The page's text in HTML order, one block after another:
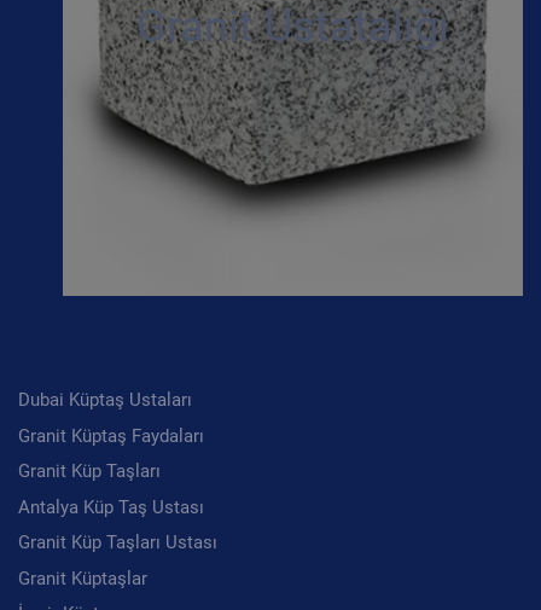
Granit Ustatalığı
Dubai Küptaş Ustaları
Granit Küptaş Faydaları
Granit Küp Taşları
Antalya Küp Taş Ustası
Granit Küp Taşları Ustası
Granit Küptaşlar